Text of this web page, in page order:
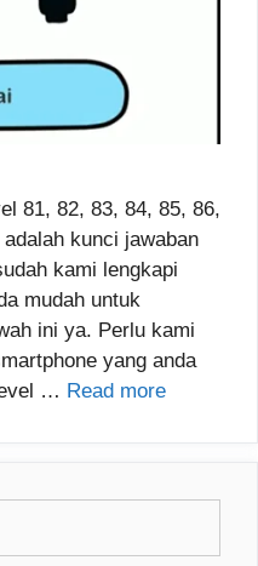
81, 82, 83, 84, 85, 86,
kunci jawaban
kami lengkapi
mudah untuk
ini ya. Perlu kami
yang anda
… Read more